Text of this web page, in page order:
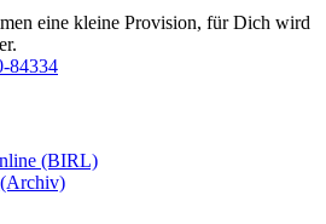
eine kleine Provision, für Dich wird
84334
(BIRL)